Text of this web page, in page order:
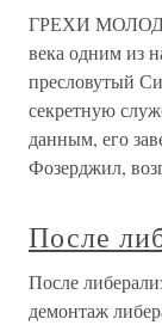
ГРЕХИ
века одним из
пресловутый
секретную
данным, его
Фозерджил,
После
После
демонтаж